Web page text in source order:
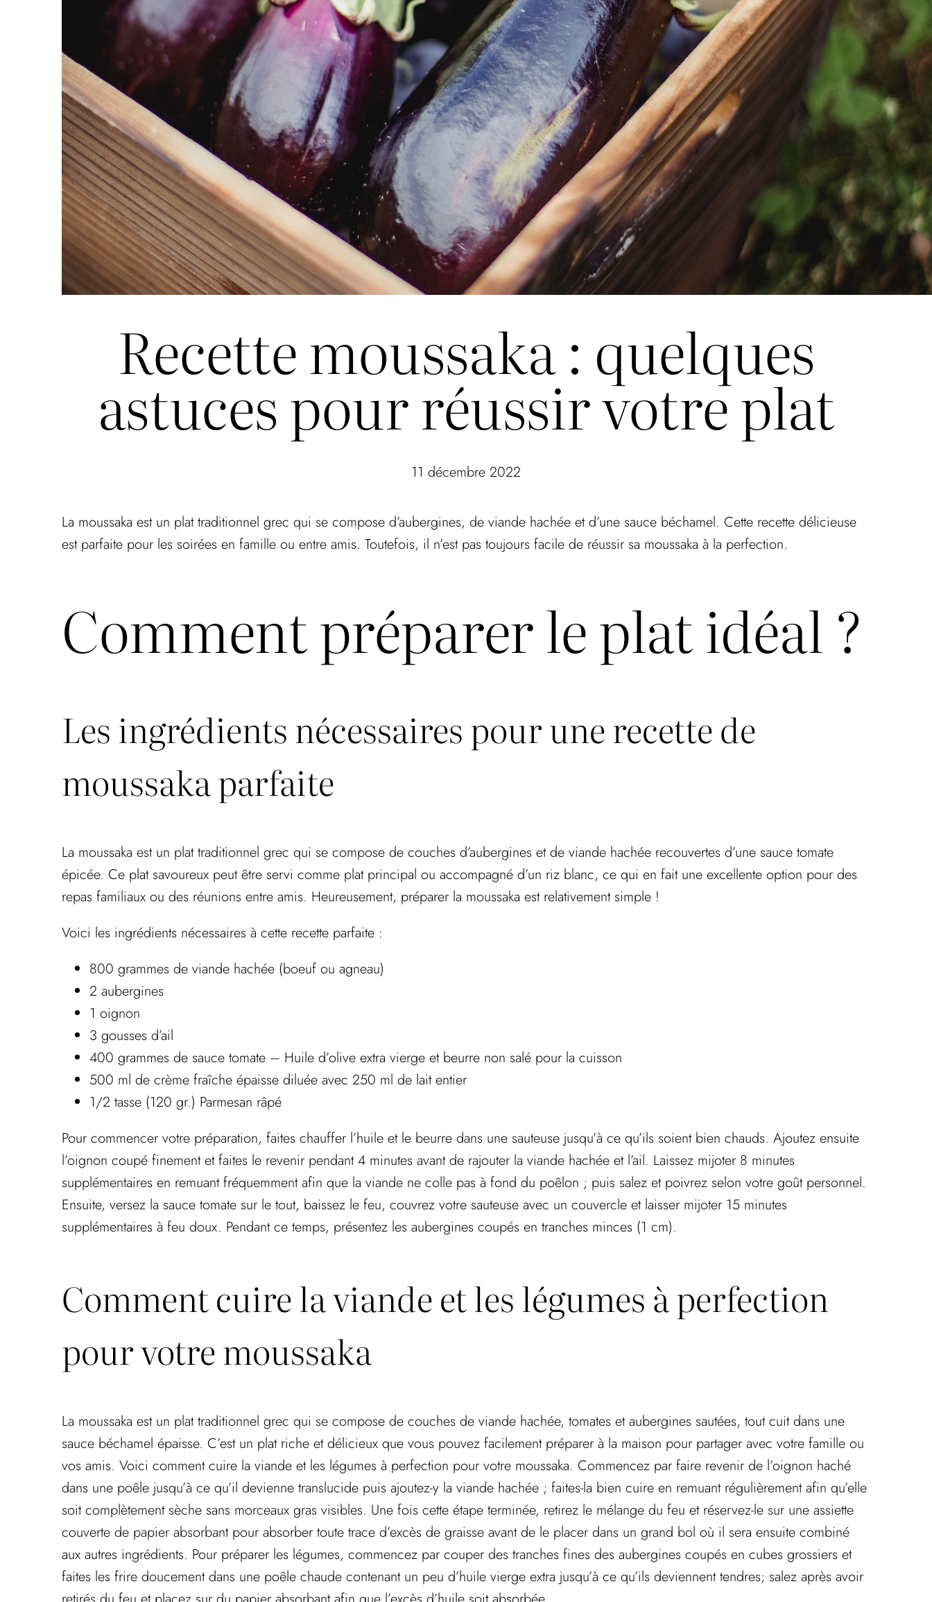
Recette moussaka : quelques
astuces pour réussir votre plat
11 décembre 2022
La moussaka est un plat traditionnel grec qui se compose d’aubergines, de viande hachée et d’une sauce béchamel. Cette recette délicieuse
est parfaite pour les soirées en famille ou entre amis. Toutefois, il n’est pas toujours facile de réussir sa moussaka à la perfection.
Comment préparer le plat idéal ?
Les ingrédients nécessaires pour une recette de
moussaka parfaite
La moussaka est un plat traditionnel grec qui se compose de couches d’aubergines et de viande hachée recouvertes d’une sauce tomate
épicée. Ce plat savoureux peut être servi comme plat principal ou accompagné d’un riz blanc, ce qui en fait une excellente option pour des
repas familiaux ou des réunions entre amis. Heureusement, préparer la moussaka est relativement simple !
Voici les ingrédients nécessaires à cette recette parfaite :
800 grammes de viande hachée (boeuf ou agneau)
2 aubergines
1 oignon
3 gousses d’ail
400 grammes de sauce tomate – Huile d’olive extra vierge et beurre non salé pour la cuisson
500 ml de crème fraîche épaisse diluée avec 250 ml de lait entier
1/2 tasse (120 gr.) Parmesan râpé
Pour commencer votre préparation, faites chauffer l’huile et le beurre dans une sauteuse jusqu’à ce qu’ils soient bien chauds. Ajoutez ensuite
l’oignon coupé finement et faites le revenir pendant 4 minutes avant de rajouter la viande hachée et l’ail. Laissez mijoter 8 minutes
supplémentaires en remuant fréquemment afin que la viande ne colle pas à fond du poêlon ; puis salez et poivrez selon votre goût personnel.
Ensuite, versez la sauce tomate sur le tout, baissez le feu, couvrez votre sauteuse avec un couvercle et laisser mijoter 15 minutes
supplémentaires à feu doux. Pendant ce temps, présentez les aubergines coupés en tranches minces (1 cm).
Comment cuire la viande et les légumes à perfection
pour votre moussaka
La moussaka est un plat traditionnel grec qui se compose de couches de viande hachée, tomates et aubergines sautées, tout cuit dans une
sauce béchamel épaisse. C’est un plat riche et délicieux que vous pouvez facilement préparer à la maison pour partager avec votre famille ou
vos amis. Voici comment cuire la viande et les légumes à perfection pour votre moussaka. Commencez par faire revenir de l’oignon haché
dans une poêle jusqu’à ce qu’il devienne translucide puis ajoutez-y la viande hachée ; faites-la bien cuire en remuant régulièrement afin qu’elle
soit complètement sèche sans morceaux gras visibles. Une fois cette étape terminée, retirez le mélange du feu et réservez-le sur une assiette
couverte de papier absorbant pour absorber toute trace d’excès de graisse avant de le placer dans un grand bol où il sera ensuite combiné
aux autres ingrédients. Pour préparer les légumes, commencez par couper des tranches fines des aubergines coupés en cubes grossiers et
faites les frire doucement dans une poêle chaude contenant un peu d’huile vierge extra jusqu’à ce qu’ils deviennent tendres; salez après avoir